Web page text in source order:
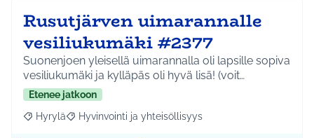
Rusutjärven uimarannalle
vesiliukumäki #2377
Suonenjoen yleisellä uimarannalla oli lapsille sopiva
vesiliukumäki ja kylläpäs oli hyvä lisä! (voit…
Etenee jatkoon
Rajaa tulokset aihepiirin mukaan: Hyrylä
Hyrylä Rajaa tulokset teeman mukaan: Hyvinvointi ja
Hyvinvointi ja yhteisöllisyys